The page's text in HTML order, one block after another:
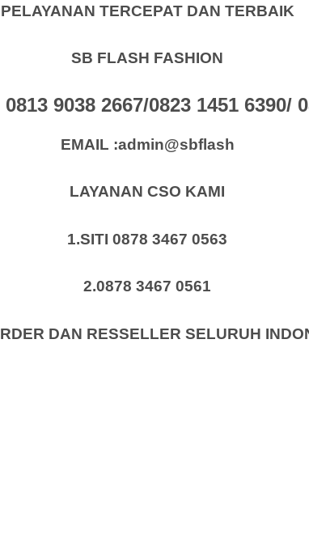
PELAYANAN TERCEPAT DAN TERBAIK
SB FLASH FASHION
9038 2667/0823 1451 6390/
EMAIL :admin@sbflash
LAYANAN CSO KAMI
1.SITI 0878 3467 0563
2.0878 3467 0561
DAN RESSELLER SELURUH